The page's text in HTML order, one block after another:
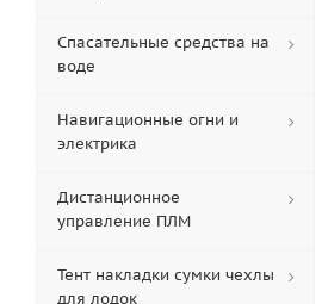
Спасательные средства на
воде
Навигационные огни и
электрика
Дистанционное
управление ПЛМ
Тент накладки сумки чехлы
для лодок